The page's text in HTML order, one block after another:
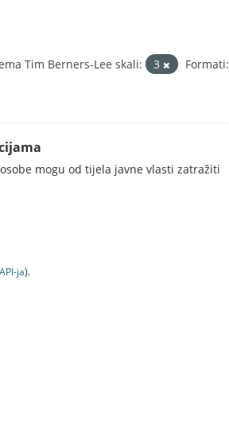
Tim Berners-Lee skali: 3
Formati:
mogu od tijela javne vlasti zatražiti
jа).